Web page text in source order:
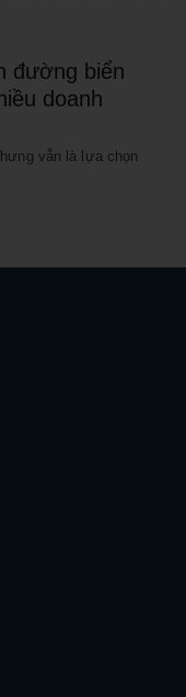
đường biển
doanh
vẫn là lựa chọn